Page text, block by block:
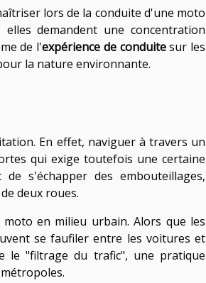
lors de la conduite d'une moto
demandent une concentration
de l'expérience de conduitesur les
la nature environnante.
En effet, naviguer à travers un
qui exige toutefois une certaine
s'échapper des embouteillages,
deux roues.
en milieu urbain. Alors que les
se faufiler entre les voitures et
le "filtrage du trafic", une pratique